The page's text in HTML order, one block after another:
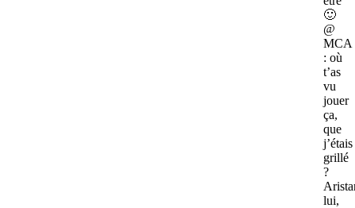
🙂
@
MCA
: où
t’as
vu
jouer
ça,
que
j’étais
grillé
?
lui,